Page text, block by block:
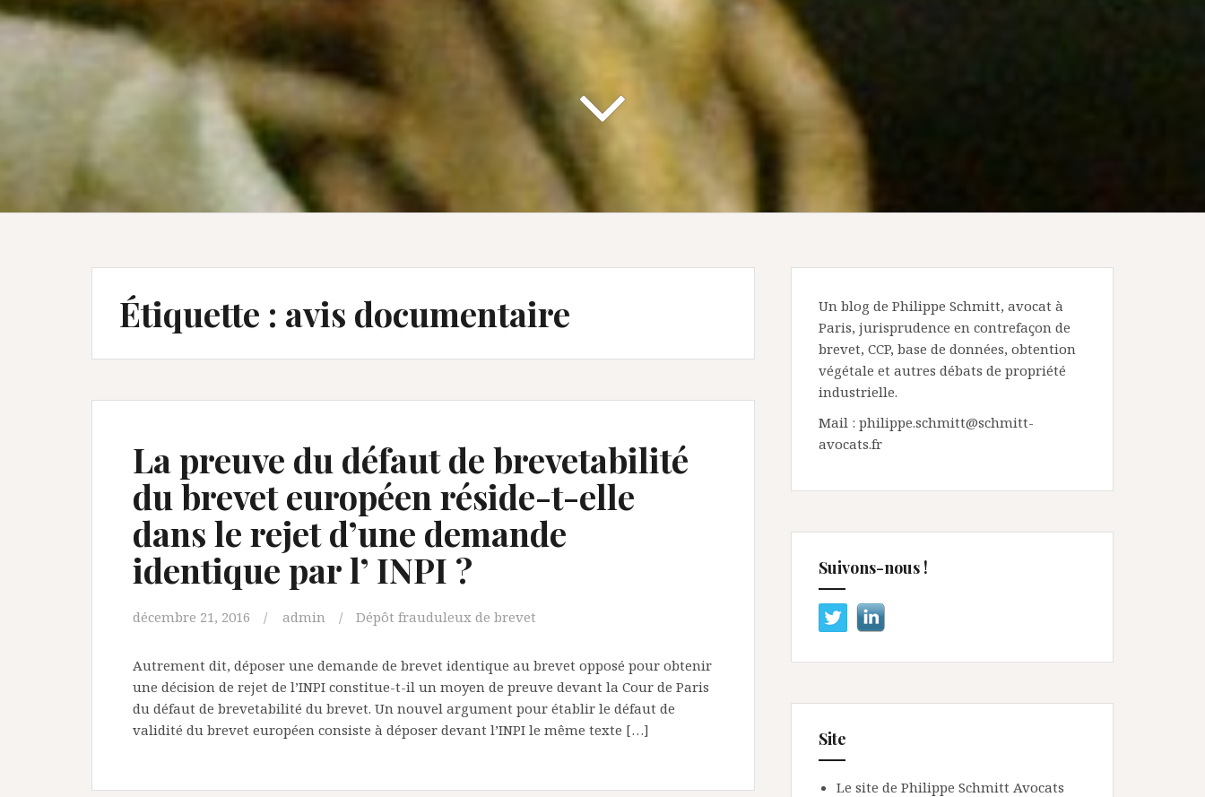
Étiquette : avis documentaire
La preuve du défaut de brevetabilité
du brevet européen réside-t-elle
dans le rejet d’une demande
identique par l’ INPI ?
décembre 21, 2016 admin Dépôt frauduleux de brevet
Autrement dit, déposer une demande de brevet identique au brevet opposé pour obtenir
une décision de rejet de l’INPI constitue-t-il un moyen de preuve devant la Cour de Paris
du défaut de brevetabilité du brevet. Un nouvel argument pour établir le défaut de
validité du brevet européen consiste à déposer devant l’INPI le même texte […]
Un blog de Philippe Schmitt, avocat à
Paris, jurisprudence en contrefaçon de
brevet, CCP, base de données, obtention
végétale et autres débats de propriété
industrielle.
Mail : philippe.schmitt@schmitt-
avocats.fr
Suivons-nous !
Site
Le site de Philippe Schmitt Avocats